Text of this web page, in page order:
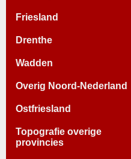
Friesland
Drenthe
Wadden
Overig Noord-Nederland
Ostfriesland
Topografie overige
provincies